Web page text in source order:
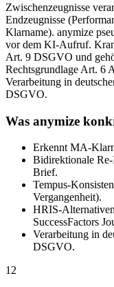
Zwischenzeugnisse
Endzeugnisse
Klarname). anymize
vor dem KI-Aufruf.
Art. 9 DSGVO und
Rechtsgrundlage Art. 6
Verarbeitung in
DSGVO.
Was anymize
Erkennt MA-
Bidirektionale
Brief.
Tempus-
Vergangenheit).
HRIS-
SuccessFactors
Verarbeitung in
DSGVO.
12